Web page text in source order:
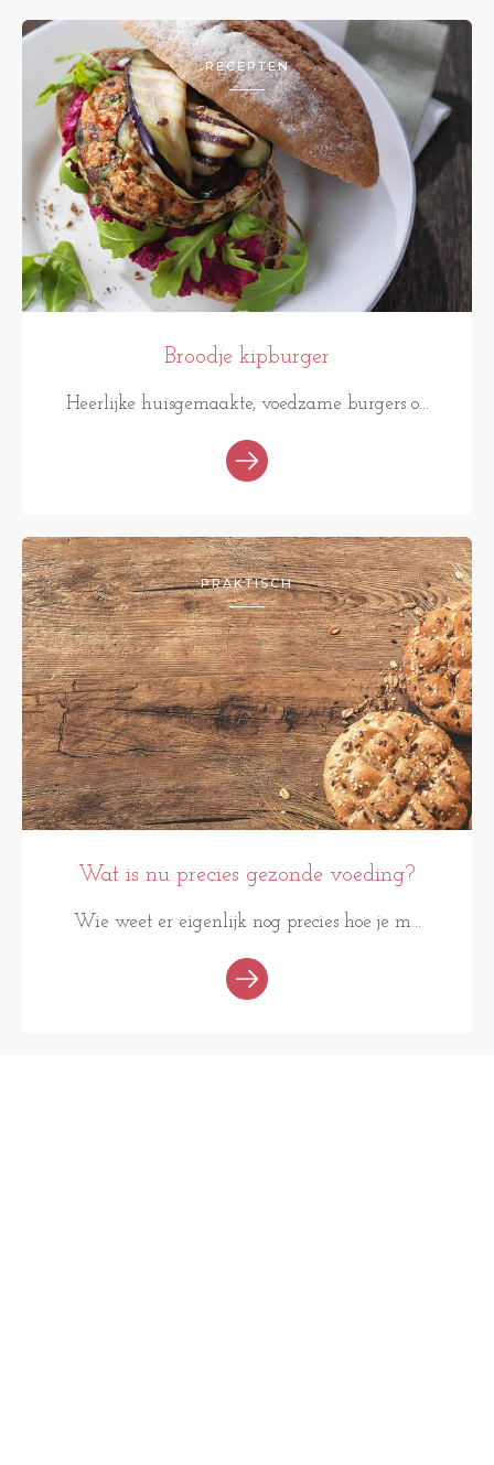
RECEPTEN
Broodje kipburger
Heerlijke huisgemaakte, voedzame burgers o...
PRAKTISCH
Wat is nu precies gezonde voeding?
Wie weet er eigenlijk nog precies hoe je m...